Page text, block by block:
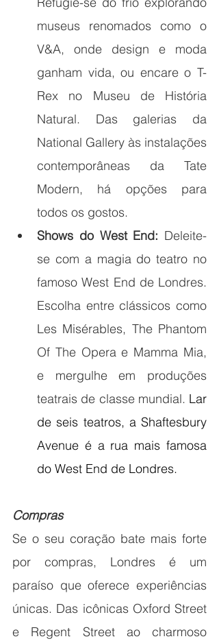
museus renomados como o
V&A, onde design e moda
ganham vida, ou encare o T-
Rex no Museu de História
Natural. Das galerias da
National Gallery às instalações
contemporâneas da Tate
Modern, há opções para
todos os gostos.
Shows do West End: Deleite-
se com a magia do teatro no
famoso West End de Londres.
Escolha entre clássicos como
Les Misérables, The Phantom
Of The Opera e Mamma Mia,
e mergulhe em produções
teatrais de classe mundial. Lar
de seis teatros, a Shaftesbury
Avenue é a rua mais famosa
do West End de Londres.
Compras
Se o seu coração bate mais forte
por compras, Londres é um
paraíso que oferece experiências
únicas. Das icônicas Oxford Street
e Regent Street ao charmoso